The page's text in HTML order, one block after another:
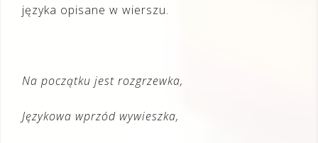
języka opisane w wierszu.
Na początku jest rozgrzewka,
Językowa wprzód wywieszka,